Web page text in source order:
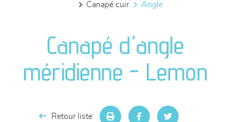
meubles de complément
canapé cuir
angle
Canapé d'angle
méridienne - Lemon
Retour liste